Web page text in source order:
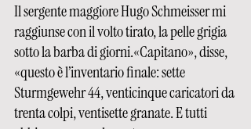
Il sergente maggiore Hugo Schmeisser mi
raggiunse con il volto tirato, la pelle grigia
sotto la barba di giorni.«Capitano», disse,
«questo è l’inventario finale: sette
Sturmgewehr 44, venticinque caricatori da
trenta colpi, ventisette granate. E tutti